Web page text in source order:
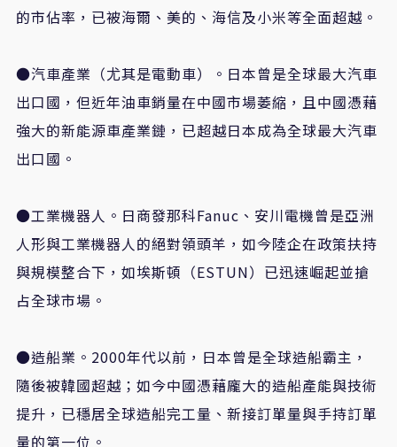
的市佔率，已被海爾、美的、海信及小米等全面超越。
●汽車產業（尤其是電動車）。日本曾是全球最大汽車
出口國，但近年油車銷量在中國市場萎縮，且中國憑藉
強大的新能源車產業鏈，已超越日本成為全球最大汽車
出口國。
●工業機器人。日商發那科Fanuc 、安川電機曾是亞洲
人形與工業機器人的絕對領頭羊，如今陸企在政策扶持
與規模整合下，如埃斯頓（ESTUN）已迅速崛起並搶
占全球市場。
●造船業。 2000年代以前，日本曾是全球造船霸主，
隨後被韓國超越；如今中國憑藉龐大的造船產能與技術
提升，已穩居全球造船完工量、新接訂單量與手持訂單
量的第一位。